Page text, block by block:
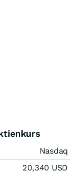
Nasdaq
20,340 USD